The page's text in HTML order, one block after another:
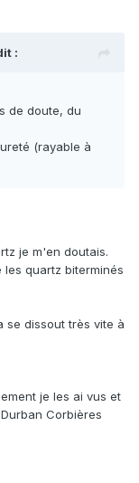
:
de doute, du
(rayable à
je m'en doutais.
les quartz biterminés
se dissout très vite à
je les ai vus et
Corbières